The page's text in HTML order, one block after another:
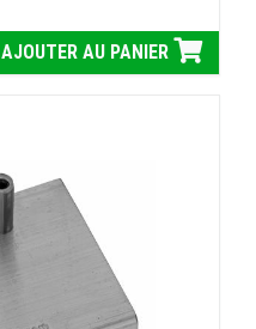
AJOUTER AU PANIER